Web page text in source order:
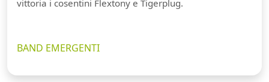
vittoria i cosentini Flextony e Tigerplug.
BAND EMERGENTI